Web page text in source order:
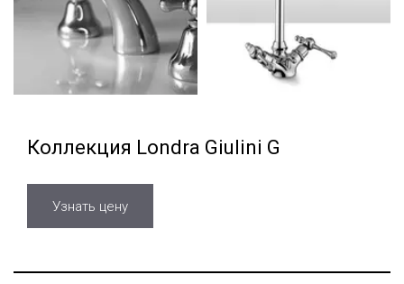
Коллекция Londra Giulini G
Узнать цену